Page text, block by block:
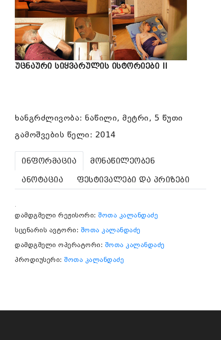
უცნაური სიყვარულის ისტორიები II
ხანგრძლივობა: ნაწილი, მეტრი, 5 წუთი
გამოშვების წელი: 2014
ინფორმაცია
მონაწილეობენ
ანოტაცია
ფესტივალები და პრიზები
.
დამდგმელი რეჟისორი: შოთა კალანდაძე
სცენარის ავტორი: შოთა კალანდაძე
დამდგმელი ოპერატორი: შოთა კალანდაძე
პროდიუსერი: შოთა კალანდაძე